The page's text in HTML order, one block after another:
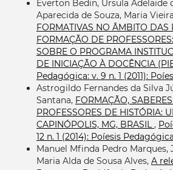
Everton Bedin, Úrsula Adelaide
Aparecida de Souza, Maria
FORMATIVAS NO ÂMBITO DAS
FORMAÇÃO DE
SOBRE O PROGRAMA
DE INICIAÇÃO À DOCÊNCIA
Pedagógica: v. 9 n. 1 (2011):
Astrogildo Fernandes da Silva
Santana, FORMAÇÃO,
PROFESSORES DE HISTÓRIA:
CAPINÓPOLIS, MG, BRASIL,
12 n. 1 (2014): Poíesis Pedagógica
Manuel Mfinda Pedro Marques,
Maria Alda de Sousa Alves, A